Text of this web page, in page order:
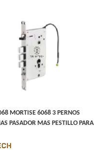
MORTISE 6068 3 PERNOS
PASADOR MAS PESTILLO PARA